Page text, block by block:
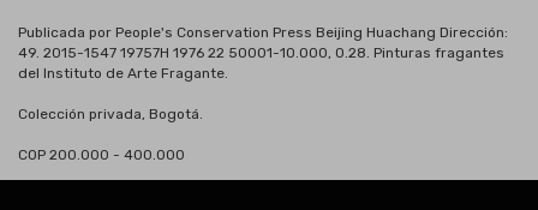
Publicada por People's Conservation Press Beijing Huachang Dirección:
49. 2015-1547 19757H 1976 22 50001-10.000, 0.28. Pinturas fragantes
del Instituto de Arte Fragante.
Colección privada, Bogotá.
COP 200.000 - 400.000